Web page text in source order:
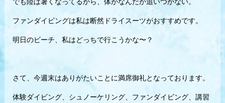
ファンダイビングは私は断然ドライスーツがおすすめです。
明日のビーチ、私はどっちで行こうかな〜？
さて、今週末はありがたいことに満席御礼となっております。
体験ダイビング、シュノーケリング、ファンダイビング、講習